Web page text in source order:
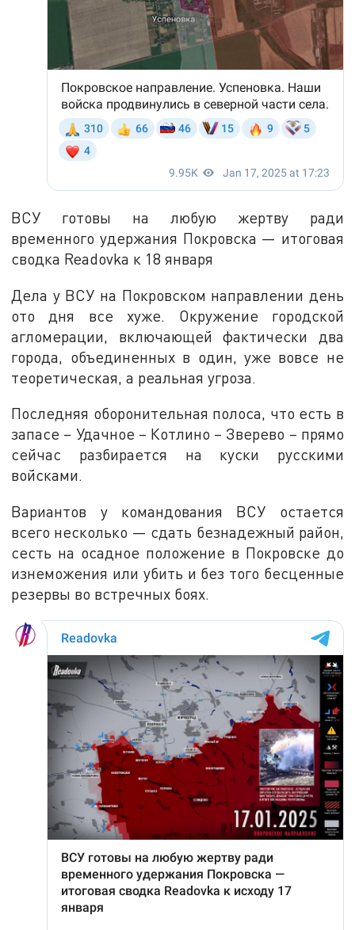
ВСУ готовы на любую жертву ради
временного удержания Покровска — итоговая
сводка Readovka к 18 января
Дела у ВСУ на Покровском направлении день
ото дня все хуже. Окружение городской
агломерации, включающей фактически два
города, объединенных в один, уже вовсе не
теоретическая, а реальная угроза.
Последняя оборонительная полоса, что есть в
запасе – Удачное – Котлино – Зверево – прямо
сейчас разбирается на куски русскими
войсками.
Вариантов у командования ВСУ остается
всего несколько — сдать безнадежный район,
сесть на осадное положение в Покровске до
изнеможения или убить и без того бесценные
резервы во встречных боях.